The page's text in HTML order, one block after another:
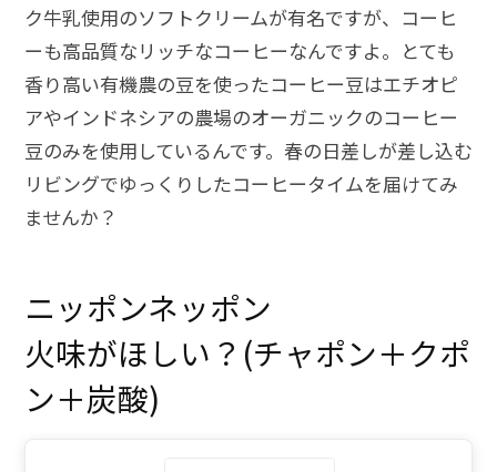
ク牛乳使用のソフトクリームが有名ですが、コーヒ
ーも高品質なリッチなコーヒーなんですよ。とても
香り高い有機農の豆を使ったコーヒー豆はエチオピ
アやインドネシアの農場のオーガニックのコーヒー
豆のみを使用しているんです。春の日差しが差し込む
リビングでゆっくりしたコーヒータイムを届けてみ
ませんか？
ニッポンネッポン
火味がほしい？(チャポン＋クポ
ン＋炭酸)